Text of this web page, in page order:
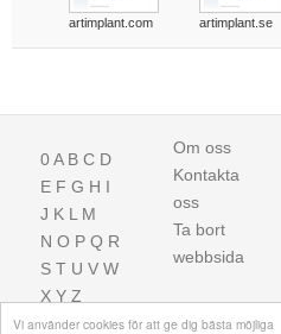
Vi använder cookies för att ge dig bästa möjliga
artimplant.com artimplant.se
0A B C D
E F G H I
J K L M
N O P Q R
S T U V W
X Y Z
Om oss
Kontakta
oss
Ta bort
webbsida